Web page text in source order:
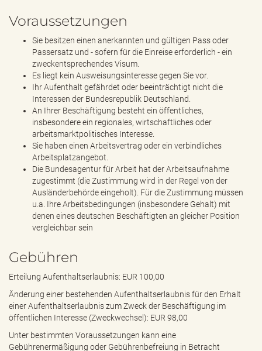
Voraussetzungen
Sie besitzen einen anerkannten und gültigen Pass oder
Passersatz und - sofern für die Einreise erforderlich - ein
zweckentsprechendes Visum.
Es liegt kein Ausweisungsinteresse gegen Sie vor.
Ihr Aufenthalt gefährdet oder beeinträchtigt nicht die
Interessen der Bundesrepublik Deutschland.
An Ihrer Beschäftigung besteht ein öffentliches,
insbesondere ein regionales, wirtschaftliches oder
arbeitsmarktpolitisches Interesse.
Sie haben einen Arbeitsvertrag oder ein verbindliches
Arbeitsplatzangebot.
Die Bundesagentur für Arbeit hat der Arbeitsaufnahme
zugestimmt (die Zustimmung wird in der Regel von der
Ausländerbehörde eingeholt). Für die Zustimmung müssen
u.a. Ihre Arbeitsbedingungen (insbesondere Gehalt) mit
denen eines deutschen Beschäftigten an gleicher Position
vergleichbar sein
Gebühren
Erteilung Aufenthaltserlaubnis: EUR 100,00
Änderung einer bestehenden Aufenthaltserlaubnis für den Erhalt
einer Aufenthaltserlaubnis zum Zweck der Beschäftigung im
öffentlichen Interesse (Zweckwechsel): EUR 98,00
Unter bestimmten Voraussetzungen kann eine
Gebührenermäßigung oder Gebührenbefreiung in Betracht